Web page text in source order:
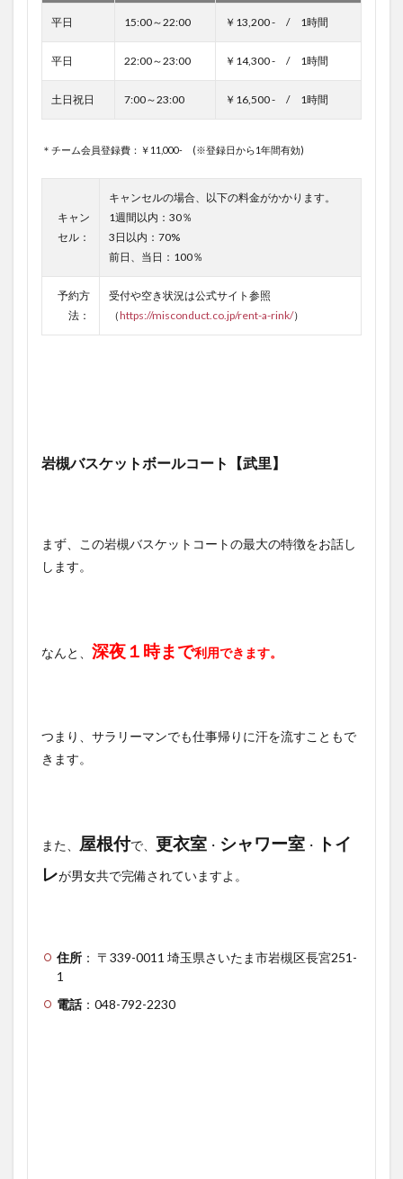
平日 15:00～22:00 ￥13,200 - / 1時間
平日 22:00～23:00 ￥14,300 - / 1時間
土日祝日 7:00～23:00 ￥16,500 - / 1時間
＊チーム会員登録費：￥11,000- (※登録日から1年間有効)
キャン
セル：
キャンセルの場合、以下の料金がかかります。
1週間以内：30％
3日以内：70%
前日、当日：100％
予約方
法：
受付や空き状況は公式サイト参照
（https://misconduct.co.jp/rent-a-rink/）
岩槻バスケットボールコート【武里】
まず、この岩槻バスケットコートの最大の特徴をお話し
します。
なんと、 深夜１時まで利用できます。
つまり、サラリーマンでも仕事帰りに汗を流すこともで
きます。
また、 屋根付で、 更衣室 ・ シャワー室 ・
トイ
レが男女共で完備されていますよ。
住所 ： 〒339-0011 埼玉県さいたま市岩槻区長宮251-
1
電話：048-792-2230